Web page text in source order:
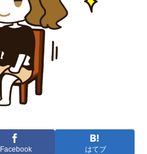
Facebook はてブ